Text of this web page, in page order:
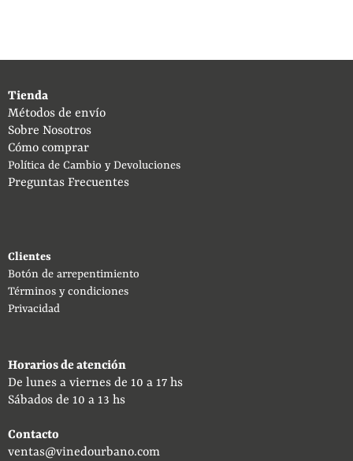
Tienda
Métodos de envío
Sobre Nosotros
Cómo comprar
Política de Cambio y Devoluciones
Preguntas Frecuentes
Clientes
Botón de arrepentimiento
Términos y condiciones
Privacidad
Horarios de atención
De lunes a viernes de 10 a 17 hs
Sábados de 10 a 13 hs
Contacto
ventas@vinedourbano.com